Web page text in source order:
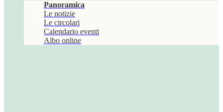
Panoramica
Le notizie
Le circolari
Calendario eventi
Albo online